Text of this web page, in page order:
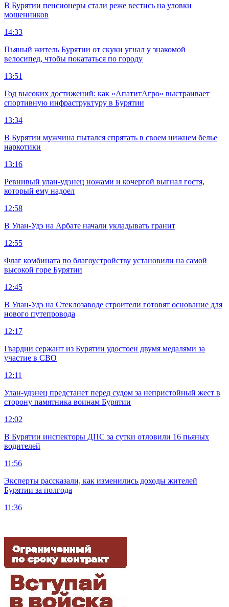
В Бурятии пенсионеры стали реже вестись на уловки
мошенников
14:33
Пьяный житель Бурятии от скуки угнал у знакомой
велосипед, чтобы покататься по городу
13:51
Год высоких достижений: как «АпатитАгро» выстраивает
спортивную инфраструктуру в Бурятии
13:34
В Бурятии мужчина пытался спрятать в своем нижнем белье
наркотики
13:16
Ревнивый улан-удэнец ножами и кочергой выгнал гостя,
который ему надоел
12:58
В Улан-Удэ на Арбате начали укладывать гранит
12:55
Флаг комбината по благоустройству установили на самой
высокой горе Бурятии
12:45
В Улан-Удэ на Стеклозаводе строители готовят основание для
нового путепровода
12:17
Гвардии сержант из Бурятии удостоен двумя медалями за
участие в СВО
12:11
Улан-удэнец предстанет перед судом за непристойный жест в
сторону памятника воинам Бурятии
12:02
В Бурятии инспекторы ДПС за сутки отловили 16 пьяных
водителей
11:56
Эксперты рассказали, как изменились доходы жителей
Бурятии за полгода
11:36